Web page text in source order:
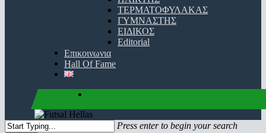
ΤΕΡΜΑΤΟΦΥΛΑΚΑΣ
ΓΥΜΝΑΣΤΗΣ
ΕΙΔΙΚΟΣ
Editorial
Επικοινωνια
Hall Of Fame
Press enter to begin your search